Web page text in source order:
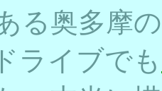
る奥多摩
ライブでも